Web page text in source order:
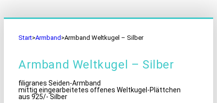
Start>Armband >Armband Weltkugel – Silber
Armband Weltkugel – Silber
filigranes Seiden-Armband
mittig eingearbeitetes offenes Weltkugel-Plättchen
aus 925/- Silber